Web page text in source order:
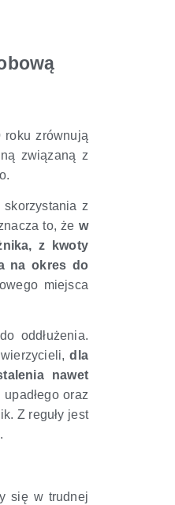
roku zrównują
związaną z
z
to, że w
z kwoty
na okres do
miejsca
oddłużenia.
wierzycieli,dla
nawet
oraz
Z reguły jest
się w trudnej